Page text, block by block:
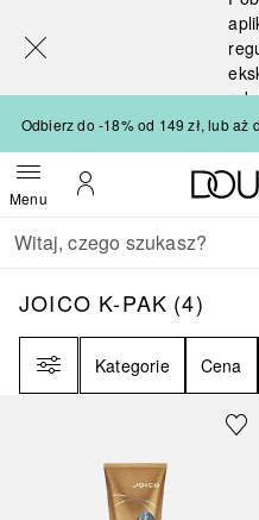
Odbierz do -18% od 149 zł, lub aż
MenuOtwórz menuMoje konto
Wracać
Wykonaj wyszukiwanie
JOICO K-PAK4
JOICO K-PAK (4)
Kategorie Cena